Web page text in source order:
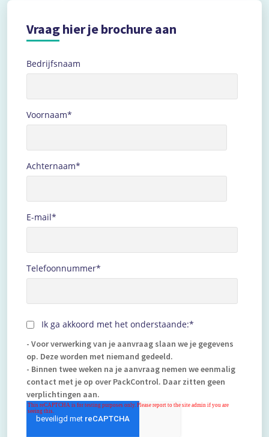
Vraag hier je brochure aan
Bedrijfsnaam
Voornaam*
Achternaam*
E-mail*
Telefoonnummer*
Ik ga akkoord met het onderstaande:*
- Voor verwerking van je aanvraag slaan we je gegevens
op. Deze worden met niemand gedeeld.
- Binnen twee weken na je aanvraag nemen we eenmalig
contact met je op over PackControl. Daar zitten geen
verplichtingen aan.